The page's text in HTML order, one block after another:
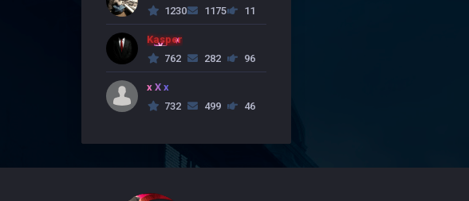
1230
1175 11
Kasper
762
282 96
x X x
732
499 46